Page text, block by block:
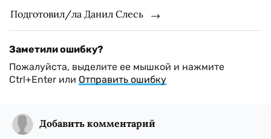
Подготовил/ла Данил Слесь
Заметили ошибку?
Пожалуйста, выделите ее мышкой и нажмите
Ctrl+Enter или Отправить ошибку
Добавить комментарий